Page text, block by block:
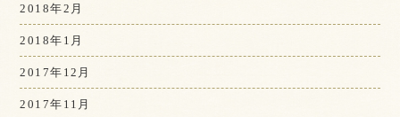
2018年2月
2018年1月
2017年12月
2017年11月